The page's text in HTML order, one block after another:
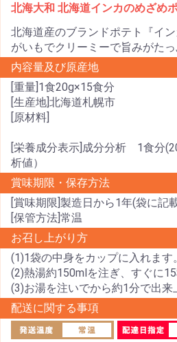
北海大和 北海道インカのめざめ
北海道産のブランドポテト『イ
がいもでクリーミーで旨みがた
内容量及び原産地
[重量]1食20g×15食分
[生産地]北海道札幌市
[原材料]
[栄養成分表示]成分分析 1食分
析値）
賞味期限・保存方法
[賞味期限]製造日から1年(袋に記
[保管方法]常温
お召し上がり方
(1)1袋の中身をカップに入れます。
(2)熱湯約150mlを注ぎ、すぐに
(3)お湯を注いでから約1分で出来
配送に関する事項